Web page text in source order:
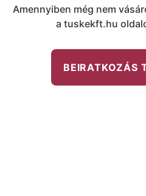
Amennyiben még nem
a tuskekft.hu
BEIRATKOZÁS